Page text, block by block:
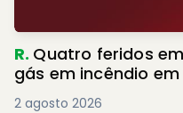
R. Quatro feridos
gás em incêndio
2 agosto 2026